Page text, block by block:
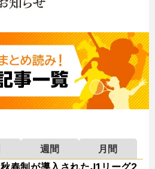
週間
月間
秋春制が導入されたJ1リーグ2